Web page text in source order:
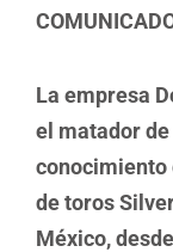
La empresa
el matador de
conocimiento
de toros
México,